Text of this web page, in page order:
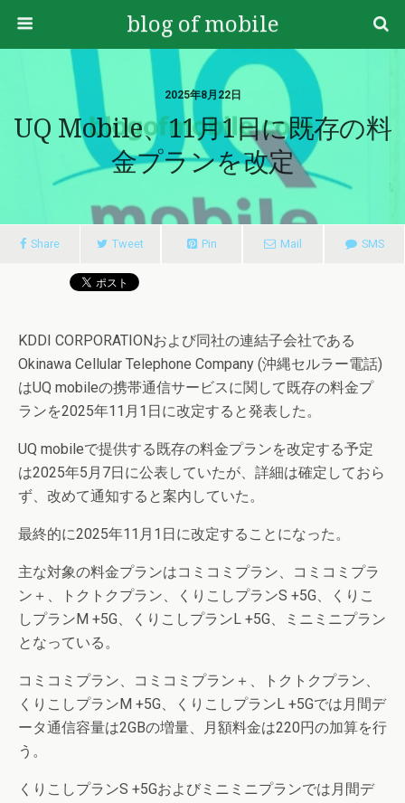
blog of mobile
2025年8月22日
UQ Mobile、11月1日に既存の料
金プランを改定
Share Tweet Pin Mail SMS
KDDI CORPORATIONおよび同社の連結子会社である
Okinawa Cellular Telephone Company (沖縄セルラー電話)
はUQ mobileの携帯通信サービスに関して既存の料金プ
ランを2025年11月1日に改定すると発表した。
UQ mobileで提供する既存の料金プランを改定する予定
は2025年5月7日に公表していたが、詳細は確定しておら
ず、改めて通知すると案内していた。
最終的に2025年11月1日に改定することになった。
主な対象の料金プランはコミコミプラン、コミコミプラ
ン＋、トクトクプラン、くりこしプランS +5G、くりこ
しプランM +5G、くりこしプランL +5G、ミニミニプラン
となっている。
コミコミプラン、コミコミプラン＋、トクトクプラン、
くりこしプランM +5G、くりこしプランL +5Gでは月間デ
ータ通信容量は2GBの増量、月額料金は220円の加算を行
う。
くりこしプランS +5Gおよびミニミニプランでは月間デ